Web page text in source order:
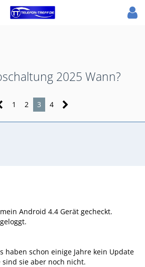
2025 Wann?
1 2 3 4
Android 4.4 Gerät gecheckt.
haben schon einige Jahre kein Update
sie aber noch nicht.